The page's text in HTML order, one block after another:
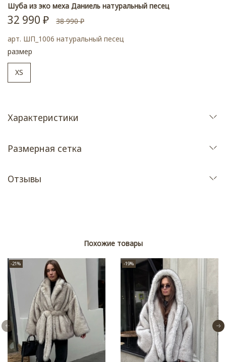
Шуба из эко меха Даниель натуральный песец
арт. ШП_1006 натуральный песец
32 990 ₽ 38 990 ₽
размер
XS
Характеристики
Размерная сетка
Отзывы
Похожие товары
-21% -19%